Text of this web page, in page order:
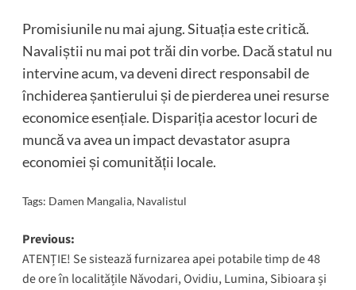
Promisiunile nu mai ajung. Situația este critică.
Navaliștii nu mai pot trăi din vorbe. Dacă statul nu
intervine acum, va deveni direct responsabil de
închiderea șantierului și de pierderea unei resurse
economice esențiale. Dispariția acestor locuri de
muncă va avea un impact devastator asupra
economiei și comunității locale.
Tags: Damen Mangalia, Navalistul
Post
navigation
Previous:
ATENȚIE! Se sistează furnizarea apei potabile timp de 48
de ore în localitățile Năvodari, Ovidiu, Lumina, Sibioara și